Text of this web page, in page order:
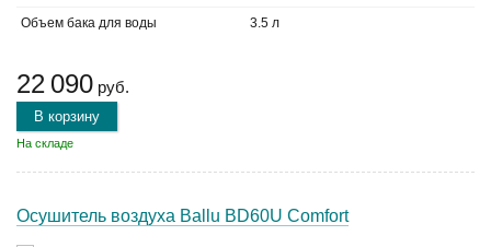
Объем бака для воды 3.5 л
22 090 руб.
В корзину
На складе
Осушитель воздуха Ballu BD60U Comfort